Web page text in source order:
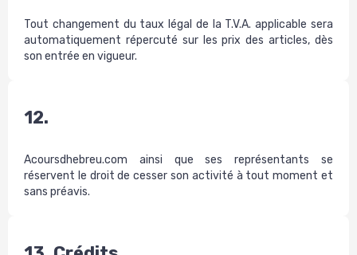
Tout changement du taux légal de la T.V.A. applicable sera
automatiquement répercuté sur les prix des articles, dès
son entrée en vigueur.
12.
Acoursdhebreu.com ainsi que ses représentants se
réservent le droit de cesser son activité à tout moment et
sans préavis.